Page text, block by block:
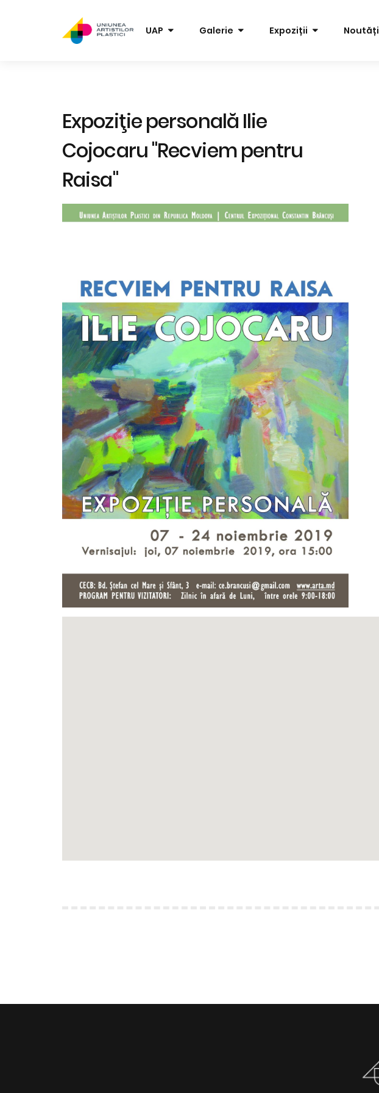
UAP Galerie Expoziții Noutăți
Expoziţie personală Ilie
Cojocaru "Recviem pentru
Raisa"